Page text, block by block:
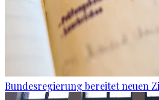
Bundesregierung bereitet neuen